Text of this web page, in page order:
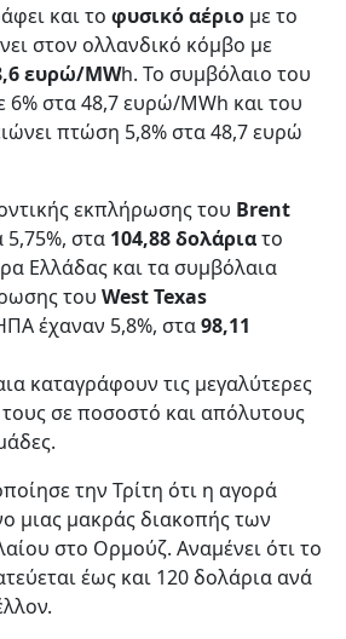
και το φυσικό αέριο με το
στον ολλανδικό κόμβο με
ευρώ/MWh. Το συμβόλαιο του
στα 48,7 ευρώ/MWh και του
πτώση 5,8% στα 48,7 ευρώ
εκπλήρωσης του Brent
στα 104,88 δολάριατο
Ελλάδας και τα συμβόλαια
του West Texas
έχαναν 5,8%, στα98,11
καταγράφουν τις μεγαλύτερες
σε ποσοστό και απόλυτους
την Τρίτη ότι η αγορά
μιας μακράς διακοπής των
στο Ορμούζ. Αναμένει ότι το
έως και 120 δολάρια ανά